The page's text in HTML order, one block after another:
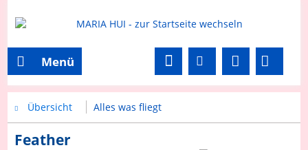
Menü
Übersicht Alles was fliegt
Feather